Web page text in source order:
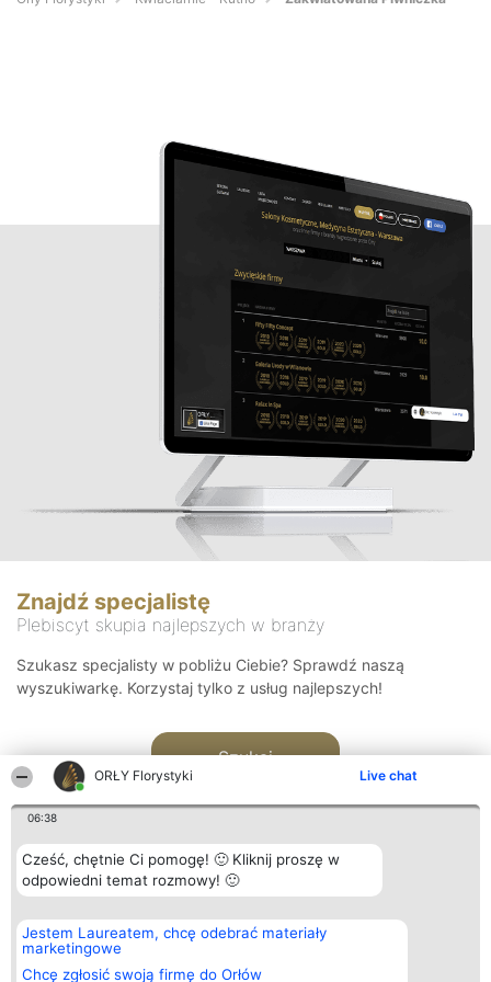
ORŁY Florystyki Live chat
06:38
Cześć, chętnie Ci pomogę! 🙂 Kliknij proszę w
odpowiedni temat rozmowy! 🙂
Jestem Laureatem, chcę odebrać materiały
marketingowe
Chcę zgłosić swoją firmę do Orłów
Znajdź specjalistę
Plebiscyt skupia najlepszych w branży
Szukasz specjalisty w pobliżu Ciebie? Sprawdź naszą
wyszukiwarkę. Korzystaj tylko z usług najlepszych!
Szukaj
Organizator plebiscytu
Bright Side Solutions sp. z o.
o. sp. k.
ul. Ruska 22
Plebiscyt
Laureaci
wszystkich
Kontakt
Kontakt